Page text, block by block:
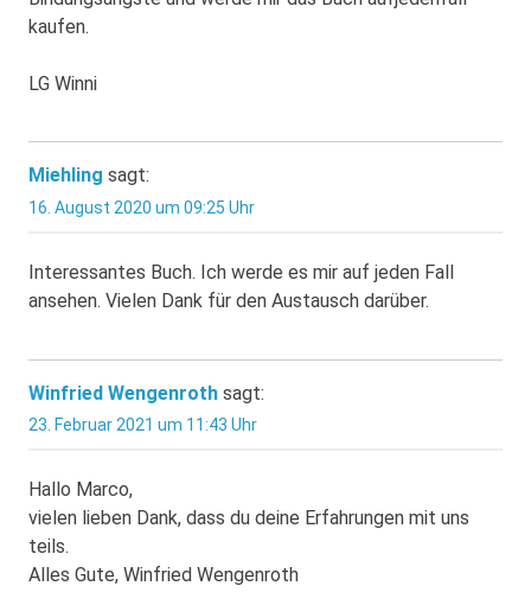
kaufen.
LG Winni
Miehling sagt:
16. August 2020 um 09:25 Uhr
Interessantes Buch. Ich werde es mir auf jeden Fall
ansehen. Vielen Dank für den Austausch darüber.
Winfried Wengenroth sagt:
23. Februar 2021 um 11:43 Uhr
Hallo Marco,
vielen lieben Dank, dass du deine Erfahrungen mit uns
teils.
Alles Gute, Winfried Wengenroth